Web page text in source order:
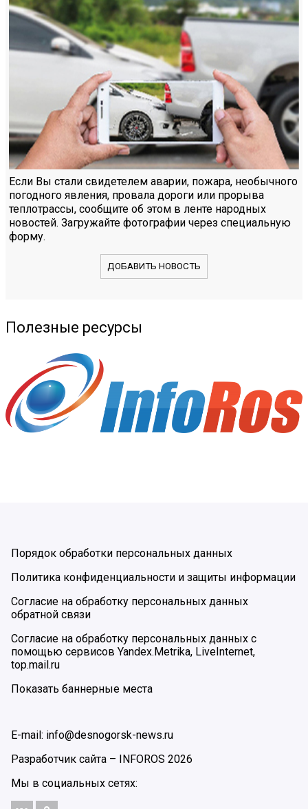
Если Вы стали свидетелем аварии, пожара, необычного
погодного явления, провала дороги или прорыва
теплотрассы, сообщите об этом в ленте народных
новостей. Загружайте фотографии через специальную
форму.
ДОБАВИТЬ НОВОСТЬ
Полезные ресурсы
Порядок обработки персональных данных
Политика конфиденциальности и защиты информации
Согласие на обработку персональных данных
обратной связи
Согласие на обработку персональных данных с
помощью сервисов Yandex.Metrika, LiveInternet,
top.mail.ru
Показать баннерные места
E-mail: info@desnogorsk-news.ru
Разработчик сайта – INFOROS 2026
Мы в социальных сетях: